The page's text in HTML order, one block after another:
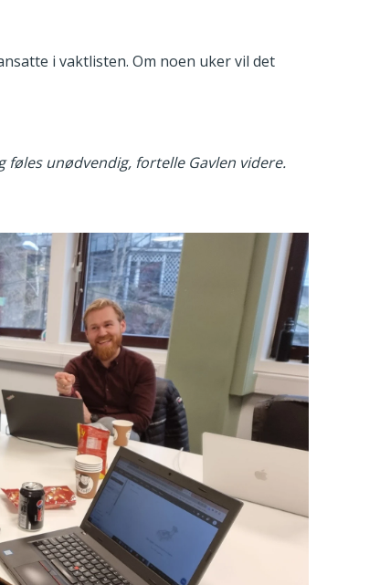
i vaktlisten. Om noen uker vil det
føles unødvendig, fortelle Gavlen videre.